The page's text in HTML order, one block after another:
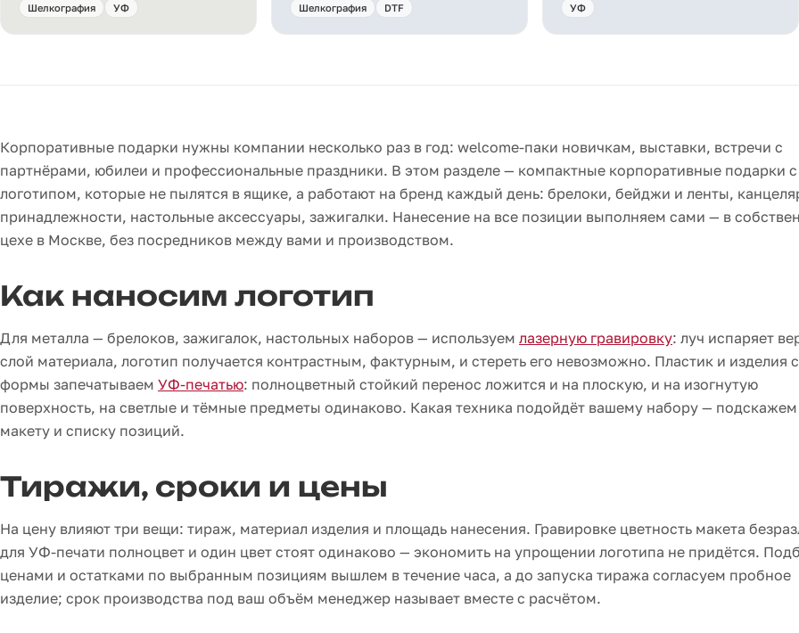
Шелкография УФ Шелкография DTF УФ
Корпоративные подарки нужны компании несколько раз в год: welcome-паки новичкам, выставки, встречи с
партнёрами, юбилеи и профессиональные праздники. В этом разделе — компактные корпоративные подарки с
логотипом, которые не пылятся в ящике, а работают на бренд каждый день: брелоки, бейджи и ленты,
принадлежности, настольные аксессуары, зажигалки. Нанесение на все позиции выполняем сами — в
цехе в Москве, без посредников между вами и производством.
Как наносим логотип
Для металла — брелоков, зажигалок, настольных наборов — используем лазерную гравировку: луч испаряет
слой материала, логотип получается контрастным, фактурным, и стереть его невозможно. Пластик и изделия
формы запечатываем УФ-печатью: полноцветный стойкий перенос ложится и на плоскую, и на изогнутую
поверхность, на светлые и тёмные предметы одинаково. Какая техника подойдёт вашему набору —
макету и списку позиций.
Тиражи, сроки и цены
На цену влияют три вещи: тираж, материал изделия и площадь нанесения. Гравировке цветность макета
для УФ-печати полноцвет и один цвет стоят одинаково — экономить на упрощении логотипа не придётся.
ценами и остатками по выбранным позициям вышлем в течение часа, а до запуска тиража согласуем пробное
изделие; срок производства под ваш объём менеджер называет вместе с расчётом.